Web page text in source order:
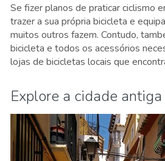
Se fizer planos de praticar ciclismo
trazer a sua própria bicicleta e
muitos outros fazem. Contudo,
bicicleta e todos os acessórios
lojas de bicicletas locais que
Explore a cidade antiga